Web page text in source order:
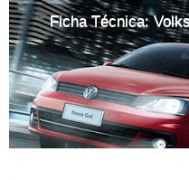
Ficha Técnica: